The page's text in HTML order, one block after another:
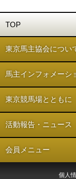
TOP
東京馬主協会につい
馬主インフォメーシ
東京競馬場とともに
活動報告・ニュース
会員メニュー
個人